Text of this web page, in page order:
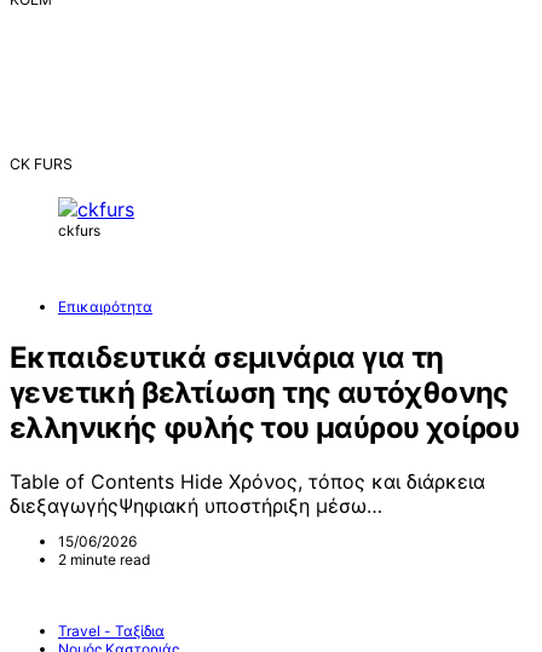
CK FURS
ckfurs
Επικαιρότητα
Εκπαιδευτικά σεμινάρια για τη
γενετική βελτίωση της αυτόχθονης
ελληνικής φυλής του μαύρου χοίρου
Table of Contents Hide Χρόνος, τόπος και διάρκεια
διεξαγωγήςΨηφιακή υποστήριξη μέσω…
15/06/2026
2 minute read
Travel - Ταξίδια